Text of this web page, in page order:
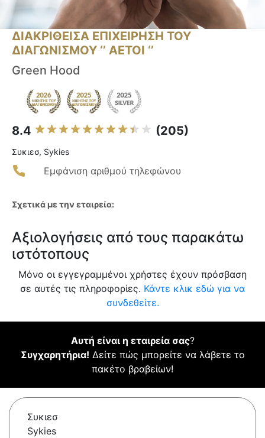
ΔΙΑΚΡΙΘΕΙΣΑ ΕΠΙΧΕΙΡΗΣΗ ΤΟΥ
ΔΙΑΓΩΝΙΣΜΟΥ ‘’ ΑΕΤΟΙ ‘’
Green Hood
8.4 (205)
Συκιεσ, Sykies
Εμφάνιση αριθμού τηλεφώνου
Σχετικά με την εταιρεία:
Αξιολογήσεις από τους παρακάτω
ιστότοπους
Μόνο οι εγγεγραμμένοι χρήστες έχουν πρόσβαση
σε αυτές τις πληροφορίες. Κάντε κλικ εδώ για να
συνδεθείτε.
Αυτή είναι η εταιρεία σας?
Συγχαρητήρια! Δείτε πώς μπορείτε να λάβετε το
πακέτο βραβείων!
Συκιεσ
Sykies